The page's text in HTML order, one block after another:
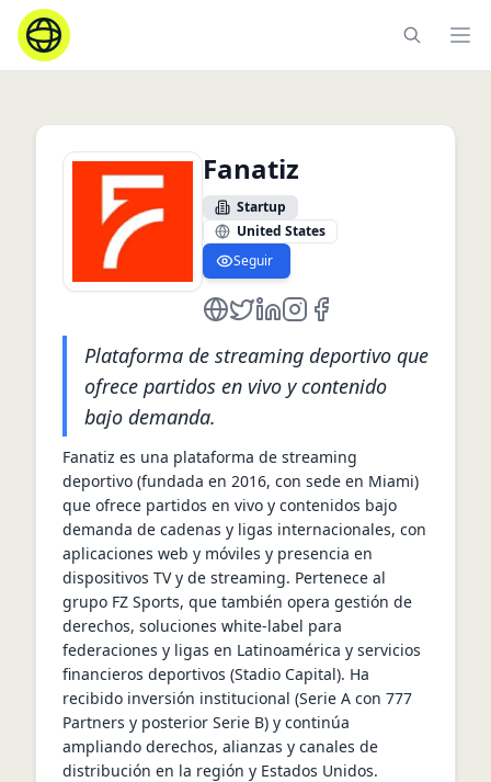
Fanatiz
Startup
United States
Seguir
https://www.fanatiz.com/
https://twitter.com/Fanatiztv
https://www.linkedin.com/
https://https://
Plataforma de streaming deportivo que
ofrece partidos en vivo y contenido
bajo demanda.
Fanatiz es una plataforma de streaming
deportivo (fundada en 2016, con sede en Miami)
que ofrece partidos en vivo y contenidos bajo
demanda de cadenas y ligas internacionales, con
aplicaciones web y móviles y presencia en
dispositivos TV y de streaming. Pertenece al
grupo FZ Sports, que también opera gestión de
derechos, soluciones white‑label para
federaciones y ligas en Latinoamérica y servicios
financieros deportivos (Stadio Capital). Ha
recibido inversión institucional (Serie A con 777
Partners y posterior Serie B) y continúa
ampliando derechos, alianzas y canales de
distribución en la región y Estados Unidos.